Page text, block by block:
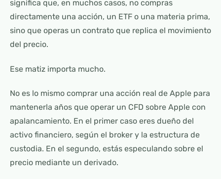
significa que, en muchos casos, no compras
directamente una acción, un ETF o una materia prima,
sino que operas un contrato que replica el movimiento
del precio.
Ese matiz importa mucho.
No es lo mismo comprar una acción real de Apple para
mantenerla años que operar un CFD sobre Apple con
apalancamiento. En el primer caso eres dueño del
activo financiero, según el broker y la estructura de
custodia. En el segundo, estás especulando sobre el
precio mediante un derivado.